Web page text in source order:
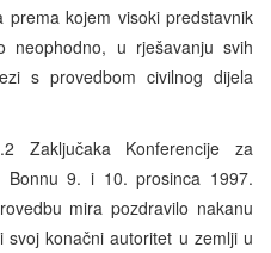
kojem visoki predstavnik
neophodno, u rješavanju svih
s provedbom civilnog dijela
Zaključaka Konferencije za
Bonnu 9. i 10. prosinca 1997.
mira pozdravilo nakanu
konačni autoritet u zemlji u